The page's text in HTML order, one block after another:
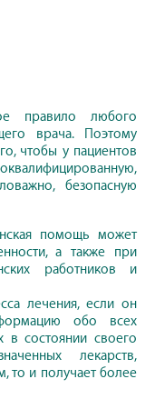
правило любого
врача. Поэтому
чтобы у пациентов
безопасную
помощь может
а также при
работников и
лечения, если он
обо всех
в состоянии своего
лекарств,
то и получает более